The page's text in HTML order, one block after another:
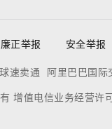
廉正举报 安全举报
速卖通 阿里巴巴国际
增值电信业务经营许